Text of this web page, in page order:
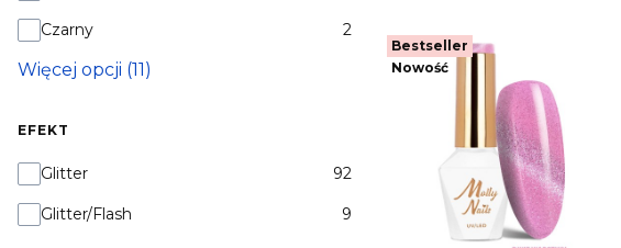
Czarny 2
Więcej opcji (11)
EFEKT
EFEKT
Glitter 92
Glitter/Flash 9
Bestseller
Nowość